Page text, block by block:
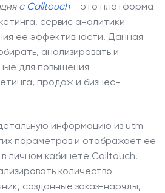
с Calltouch – это платформа
сервис аналитики
ее эффективности. Данная
анализировать и
для повышения
продаж и бизнес-
информацию из utm-
параметров и отображает ее
личном кабинете Calltouch.
количество
созданные заказ-наряды,